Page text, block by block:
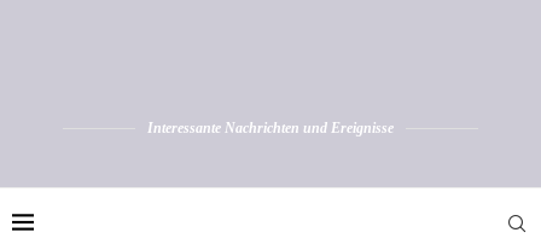
Interessante Nachrichten und Ereignisse